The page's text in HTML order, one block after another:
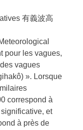
有義波高
pour les vagues,
vagues
». Lorsque
correspond à
et
à près de